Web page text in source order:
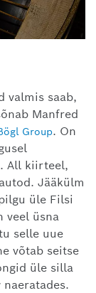
valmis saab,
Manfred
Group. On
All kiirteel,
Jääkülm
üle Filsi
veel üsna
selle uue
võtab seitse
üle silla